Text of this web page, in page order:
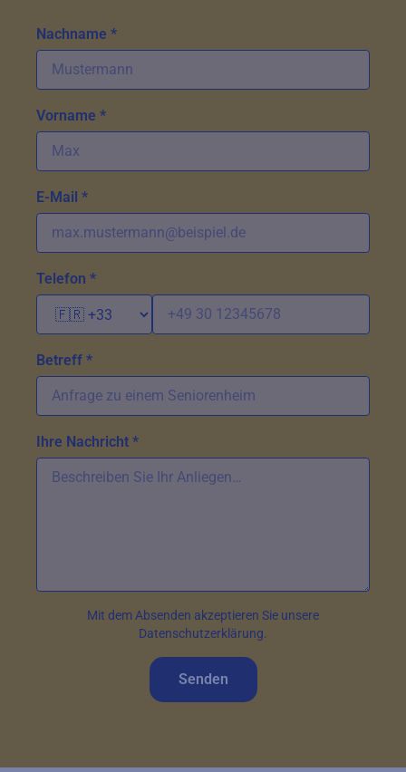
Nachname *
Vorname *
E-Mail *
Telefon *
Betreff *
Ihre Nachricht *
Mit dem Absenden akzeptieren Sie unsere
Datenschutzerklärung.
Senden